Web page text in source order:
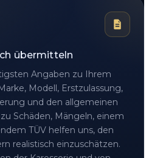
übermitteln
Angaben zu Ihrem
Modell, Erstzulassung,
und den allgemeinen
Schäden, Mängeln, einem
TÜV helfen uns, den
realistisch einzuschätzen.